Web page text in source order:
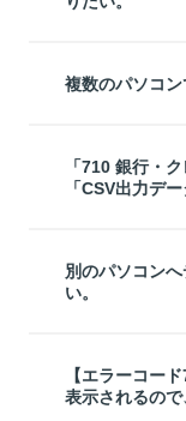
複数のパソコン
「710 銀行・
「CSV出力デ
別のパソコン
い。
【エラーコー
表示されるの